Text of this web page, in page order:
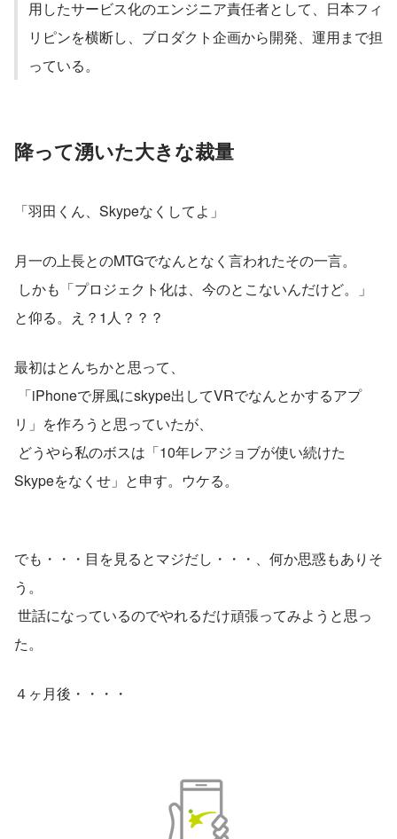
用したサービス化のエンジニア責任者として、日本フィ
リピンを横断し、ブロダクト企画から開発、運用まで担
っている。
降って湧いた大きな裁量
「羽田くん、Skypeなくしてよ」
月一の上長とのMTGでなんとなく言われたその一言。
と仰る。え？1人？？？
最初はとんちかと思って、
リ」を作ろうと思っていたが、
Skypeをなくせ」と申す。ウケる。
でも・・・目を見るとマジだし・・・、何か思惑もありそ
う。
た。
４ヶ月後・・・・